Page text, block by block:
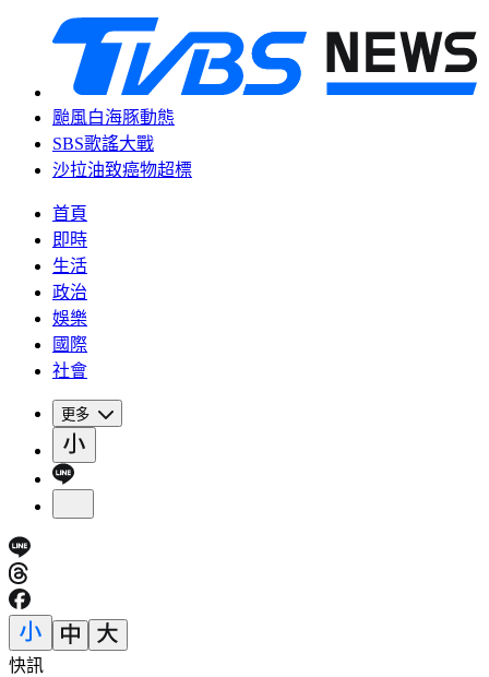
颱風白海豚動態
SBS歌謠大戰
沙拉油致癌物超標
首頁
即時
生活
政治
娛樂
國際
社會
更多
快訊